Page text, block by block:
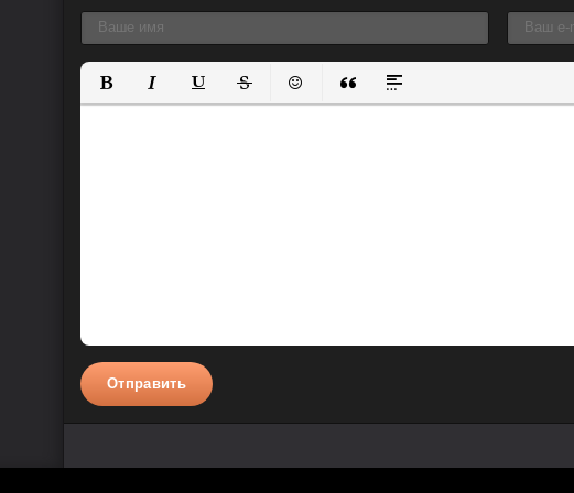
Полужирный
КурсивПодчеркнутый
ЗачеркнутыйВставить смайлик
Вставка цитаты
Вставка спойлера
Отправить